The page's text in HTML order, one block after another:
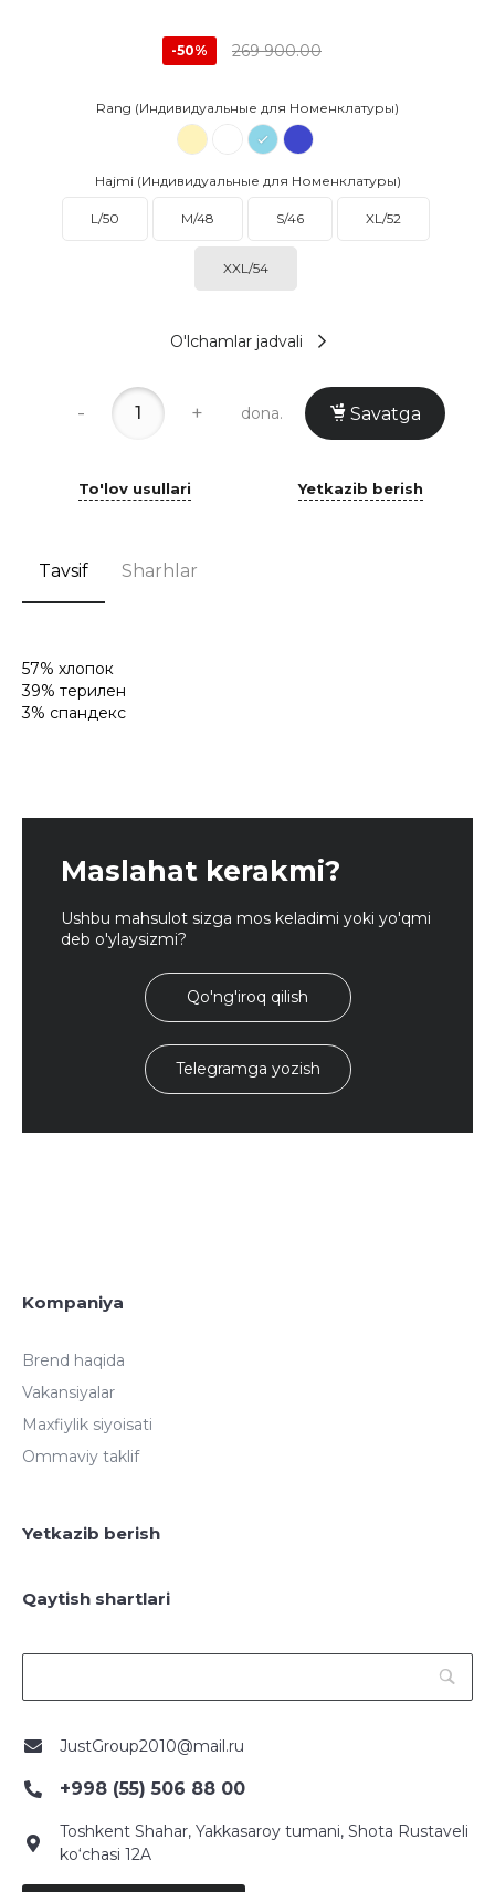
-50% 269 900.00
Rang (Индивидуальные для Номенклатуры)
Hajmi (Индивидуальные для Номенклатуры)
L/50 M/48 S/46 XL/52
XXL/54
O'lchamlar jadvali
- + dona. Savatga
To'lov usullari Yetkazib berish
Tavsif Sharhlar
57% хлопок
39% терилен
3% спандекс
Maslahat kerakmi?
Ushbu mahsulot sizga mos keladimi yoki yo'qmi
deb o'ylaysizmi?
Qo'ng'iroq qilish
Telegramga yozish
Kompaniya
Brend haqida
Vakansiyalar
Maxfiylik siyoisati
Ommaviy taklif
Yetkazib berish
Qaytish shartlari
JustGroup2010@mail.ru
+998 (55) 506 88 00
Toshkent Shahar, Yakkasaroy tumani, Shota Rustaveli
ko‘chasi 12A